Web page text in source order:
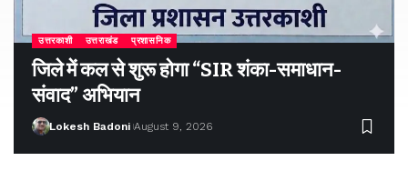
उत्तरकाशी उत्तराखंड प्रशासनिक
जिले में कल से शुरू होगा “SIR शंका-समाधान-
संवाद” अभियान
Lokesh Badoni August 9, 2026